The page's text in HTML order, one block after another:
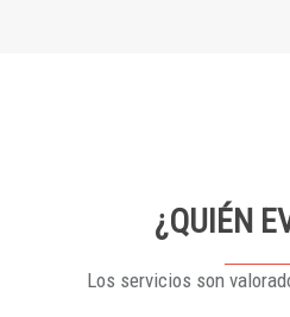
¿QUIÉN
Los servicios son